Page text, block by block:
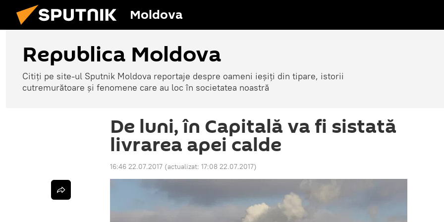
Moldova
Republica Moldova
Citiți pe site-ul Sputnik Moldova reportaje despre oameni ieșiți din tipare, istorii
cutremurătoare și fenomene care au loc în societatea noastră
De luni, în Capitală va fi sistată
livrarea apei calde
16:46 22.07.2017 (actualizat: 17:08 22.07.2017)